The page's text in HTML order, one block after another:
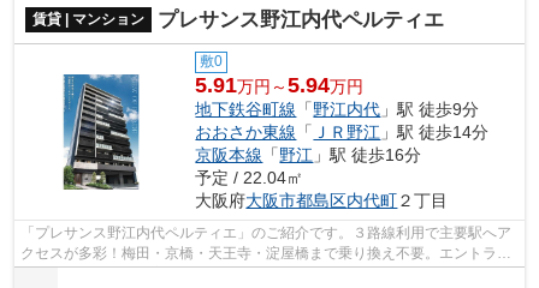
賃貸 | マンション プレサンス野江内代ペルティエ
敷0
5.91万円～5.94万円
地下鉄谷町線 「野江内代 」駅 徒歩9分
おおさか東線 「 ＪＲ野江 」駅 徒歩14分
京阪本線 「野江 」駅 徒歩16分
予定 / 22.04㎡
大阪府大阪市都島区内代町２丁目
「プレサンス野江内代ペルティエ」のご紹介です。３路線利用で主要駅へア
クセスが多彩！梅田・京橋・天王寺・淀屋橋まで乗り換え不要。エントラン